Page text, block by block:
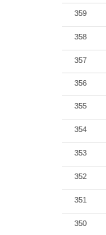
359
358
357
356
355
354
353
352
351
350